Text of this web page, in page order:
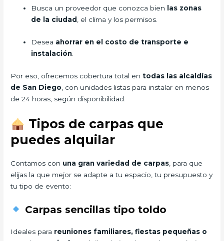
Busca un proveedor que conozca bien
las zonas
de la ciudad , el clima y los permisos.
Desea ahorrar en el costo de transporte e
instalación.
Por eso, ofrecemos cobertura total entodas las alcaldías
de San Diego , con unidades listas para instalar en menos
de 24 horas, según disponibilidad.
Tipos de carpas que
puedes alquilar
Contamos con una gran variedad de carpas , para que
elijas la que mejor se adapte a tu espacio, tu presupuesto y
tu tipo de evento:
Carpas sencillas tipo toldo
Ideales para reuniones familiares, fiestas pequeñas o